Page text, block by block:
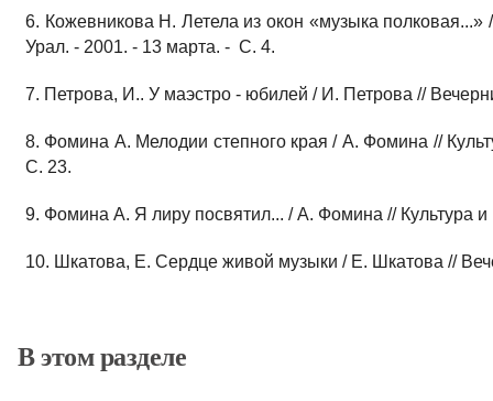
6. Кожевникова Н. Летела из окон «музыка
Урал. - 2001. - 13 марта. - С. 4.
7. Петрова, И.. У маэстро - юбилей / И. Петрова //
8. Фомина А. Мелодии степного края / А. Фомина //
С. 23.
9. Фомина А. Я лиру посвятил... / А. Фомина // Культура
10. Шкатова, Е. Сердце живой музыки / Е. Шкатова //
В этом разделе